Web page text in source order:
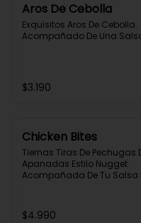
Aros De Cebolla
Exquisitos Aros De Cebolla.
Acompañado De Una
$3.190
Chicken Bites
Tiernas Tiras De Pechugas
Apanadas Estilo Nugget
Acompañada De Tu Salsa
$4.990